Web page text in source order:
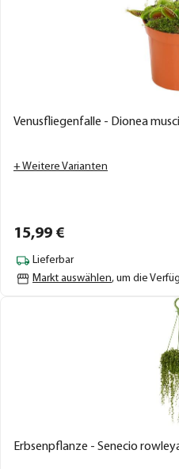
Venusfliegenfalle - Dionea
+ Weitere Varianten
15,99 €
Lieferbar
Markt auswählen, um die
Erbsenpflanze - Senecio